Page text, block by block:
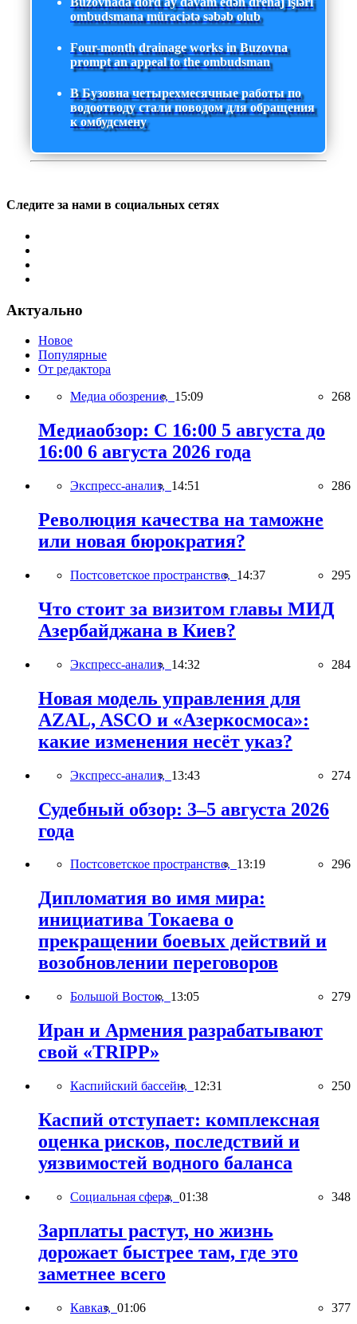
ombudsmana müraciətə səbəb olub
Four-month drainage works in Buzovna
prompt an appeal to the ombudsman
В Бузовна четырехмесячные работы по
водоотводу стали поводом для обращения
к омбудсмену
Следите за нами в социальных сетях
Актуально
Новое
Популярные
От редактора
Медиа обозрение, 15:09 268
Медиаобзор: С 16:00 5 августа до
16:00 6 августа 2026 года
Экспресс-анализ, 14:51 286
Революция качества на таможне
или новая бюрократия?
Постсоветское пространство, 14:37 295
Что стоит за визитом главы МИД
Азербайджана в Киев?
Экспресс-анализ, 14:32 284
Новая модель управления для
AZAL, ASCO и «Азеркосмоса»:
какие изменения несёт указ?
Экспресс-анализ, 13:43 274
Судебный обзор: 3–5 августа 2026
года
Постсоветское пространство, 13:19 296
Дипломатия во имя мира:
инициатива Токаева о
прекращении боевых действий и
возобновлении переговоров
Большой Восток, 13:05 279
Иран и Армения разрабатывают
свой «TRIPP»
Каспийский бассейн, 12:31 250
Каспий отступает: комплексная
оценка рисков, последствий и
уязвимостей водного баланса
Социальная сфера, 01:38 348
Зарплаты растут, но жизнь
дорожает быстрее там, где это
заметнее всего
Кавказ, 01:06 377